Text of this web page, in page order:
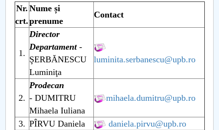
Nr. de telefon si adrese Facultăți
Români de pretutindeni - ADMITERE
Senat
Facultăți
Nr.
crt.
Nume și
prenume
Contact
1.
Director
Departament-
ŞERBĂNESCU
Luminiţa
luminita.serbanescu@upb.ro
2.
Prodecan
- DUMITRU
Mihaela Iuliana
mihaela.dumitru@upb.ro
3. PÎRVU Daniela
daniela.pirvu@upb.ro